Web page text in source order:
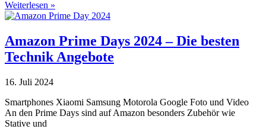
Weiterlesen »
Amazon Prime Days 2024 – Die besten
Technik Angebote
16. Juli 2024
Smartphones Xiaomi Samsung Motorola Google Foto und Video
An den Prime Days sind auf Amazon besonders Zubehör wie
Stative und